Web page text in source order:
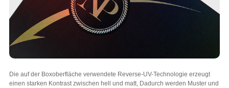
Die auf der Boxoberfläche verwendete Reverse-UV-Technologie erzeugt
einen starken Kontrast zwischen hell und matt, Dadurch werden Muster und